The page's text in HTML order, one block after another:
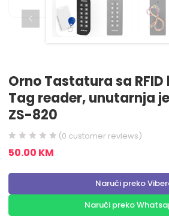
Orno Tastatura sa
Tag reader, unutarnja
ZS-820
(0 customer reviews)
50.00 KM
Naruči preko
Naruči preko